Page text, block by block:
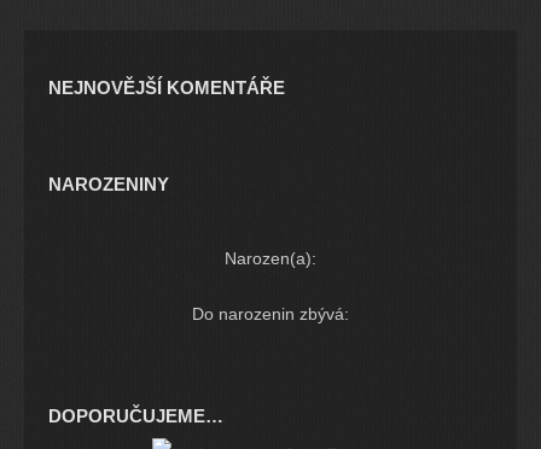
NEJNOVĚJŠÍ KOMENTÁŘE
NAROZENINY
Narozen(a):
Do narozenin zbývá:
DOPORUČUJEME…